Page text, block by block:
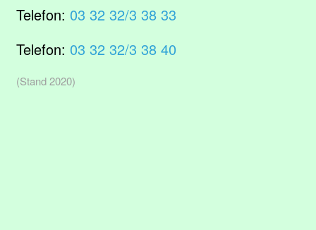
Telefon: 03 32 32/3 38 33
Telefon: 03 32 32/3 38 40
(Stand 2020)